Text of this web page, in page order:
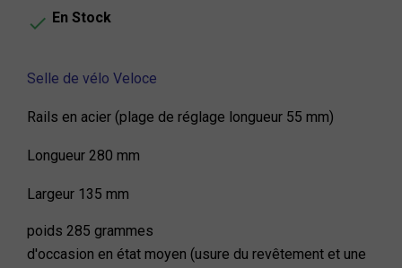
 En Stock
Selle de vélo Veloce
Rails en acier (plage de réglage longueur 55 mm)
Longueur 280 mm
Largeur 135 mm
poids 285 grammes
d'occasion en état moyen (usure du revêtement et une